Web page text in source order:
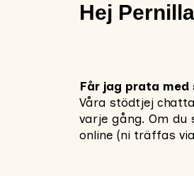
Hej
Får jag prata
Våra stödtjej
varje gång. Om
online (ni träffas